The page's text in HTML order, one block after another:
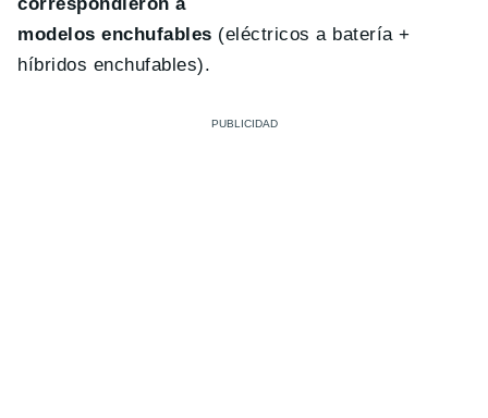
modelos enchufables (eléctricos a batería +
híbridos enchufables).